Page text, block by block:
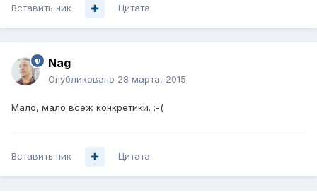
Вставить ник Цитата
Nag
Опубликовано 28 марта, 2015
Мало, мало всеж конкретики. :-(
Вставить ник Цитата